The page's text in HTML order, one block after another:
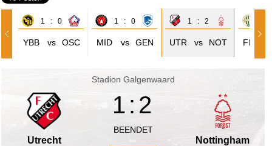
1 : 0
YBB vs OSC
1 : 0
MID vs GEN
1 : 2
UTR vs NOT FER
Stadion Galgenwaard
Utrecht
1:2
BEENDET
Nottingham